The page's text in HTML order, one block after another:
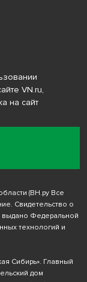
VN.ru,
на сайт
(ВН.ру Все
Свидетельство о
выдано Федеральной
технологий и
Сибирь». Главный
дом